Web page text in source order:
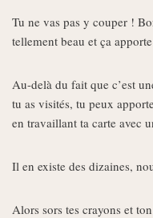
Tu ne vas pas y couper !
tellement beau et ça
Au-delà du fait que c’est
tu as visités, tu peux
en travaillant ta carte avec
Il en existe des dizaines,
Alors sors tes crayons et